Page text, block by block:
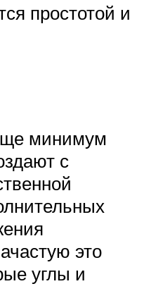
простотой и
минимум
с
это
углы и